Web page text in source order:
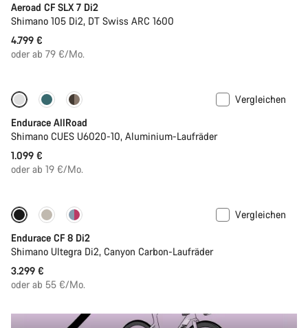
Aeroad CF SLX 7 Di2
Shimano 105 Di2, DT Swiss ARC 1600
4.799 €
oder ab 79 €/Mo.
Einsteigermodell
Vergleichen
Endurace AllRoad
Shimano CUES U6020-10, Aluminium-Laufräder
1.099 €
oder ab 19 €/Mo.
Vergleichen
Endurace CF 8 Di2
Shimano Ultegra Di2, Canyon Carbon-Laufräder
3.299 €
oder ab 55 €/Mo.